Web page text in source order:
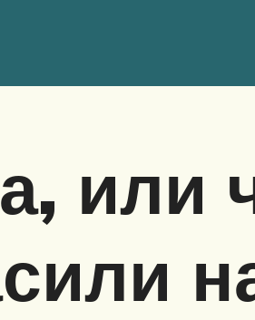
или